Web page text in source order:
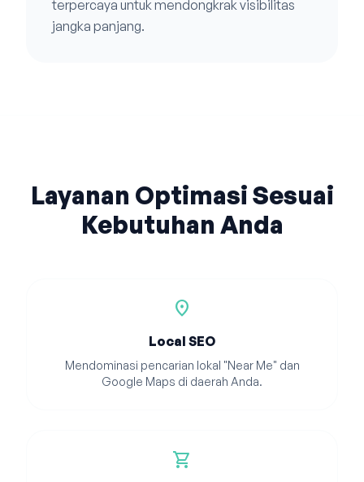
terpercaya untuk mendongkrak visibilitas
jangka panjang.
Layanan Optimasi Sesuai
Kebutuhan Anda
location_on
Local SEO
Mendominasi pencarian lokal "Near Me" dan
Google Maps di daerah Anda.
shopping_cart